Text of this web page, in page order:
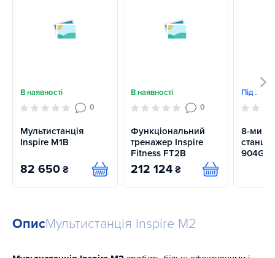
В наявності
0
Мультистанція
Inspire M1B
82 650 ₴ Купити
В наявності
0
Функціональний
тренажер Inspire
Fitness FT2B
212 124 ₴ Купити
Під
8-ми
904G
ОписМультистанція Inspire M2